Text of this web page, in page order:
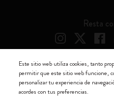
Resta
Moleskine ® es una marca
Moleskine srl a socio unico - Via
Este sitio web utiliza cookies, tanto
permitir que este sitio web funcione,
personalizar tu experiencia de
acordes con tus preferencias.